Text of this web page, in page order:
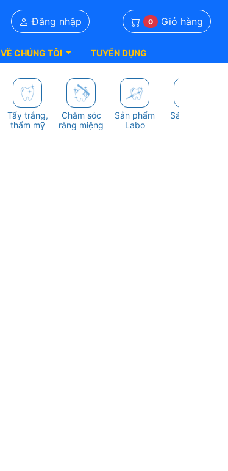
Đăng nhập 0 Giỏ hàng
VỀ CHÚNG TÔI TUYỂN DỤNG
Tẩy trắng,
thẩm mỹ
Chăm sóc
răng miệng
Sản phẩm
Labo
Sách nha